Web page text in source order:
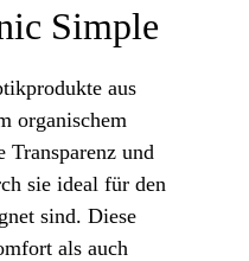
aus
organischem
Transparenz und
sie ideal für den
sind. Diese
als auch
Simple